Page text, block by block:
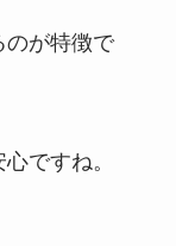
のが特徴で
ですね。